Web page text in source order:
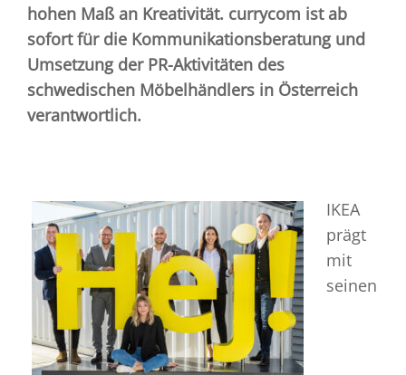
hohen Maß an Kreativität. currycom ist ab
sofort für die Kommunikationsberatung und
Umsetzung der PR-Aktivitäten des
schwedischen Möbelhändlers in Österreich
verantwortlich.
IKEA
prägt
mit
seinen